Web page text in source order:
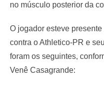
no músculo posterior da
O jogador esteve
contra o Athletico-PR e
foram os seguintes,
Venê Casagrande: